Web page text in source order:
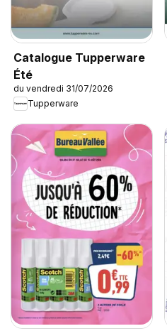
Catalogue Tupperware
Été
du vendredi 31/07/2026
Tupperware